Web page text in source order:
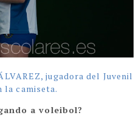
jugadora del Juvenil
la camiseta.
a voleibol?